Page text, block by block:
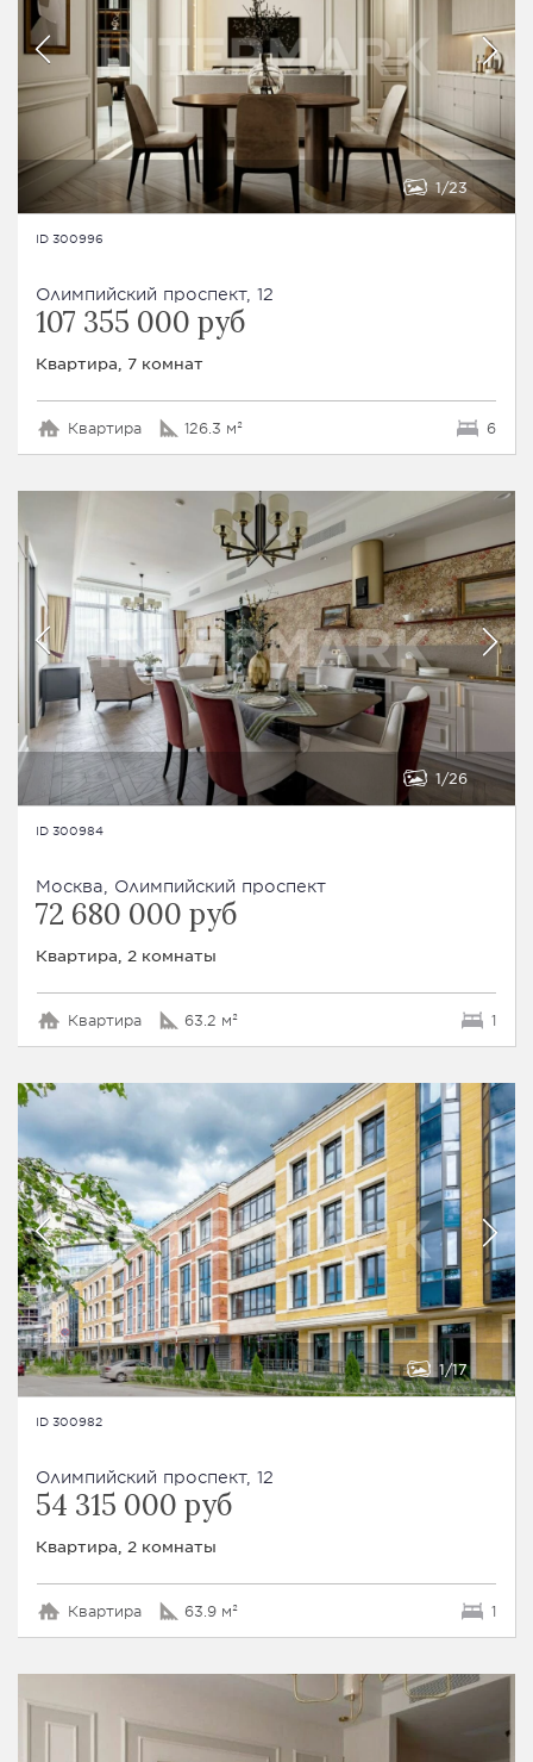
1 23
ID 300996
Олимпийский проспект, 12
107 355 000 руб
Квартира, 7 комнат
Квартира 126.3 м² 6
1 26
ID 300984
Москва, Олимпийский проспект
72 680 000 руб
Квартира, 2 комнаты
Квартира 63.2 м² 1
1 17
ID 300982
Олимпийский проспект, 12
54 315 000 руб
Квартира, 2 комнаты
Квартира 63.9 м² 1